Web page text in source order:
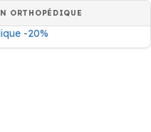
ORTHOPÉDIQUE
-20%